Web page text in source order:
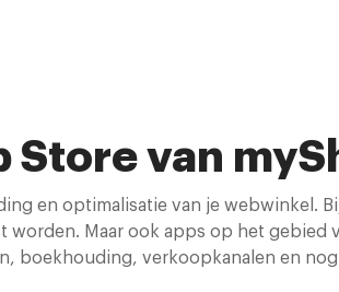
Store van
en optimalisatie van je webwinkel.
Maar ook apps op het gebied
boekhouding, verkoopkanalen en nog